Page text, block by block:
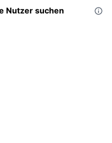
Nutzer suchen